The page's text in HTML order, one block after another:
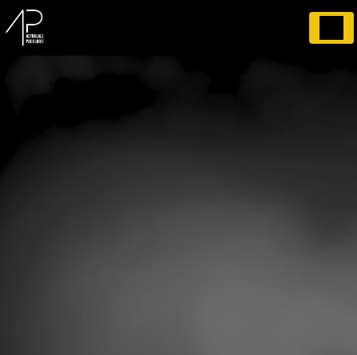
Panneau de gestion des cookies